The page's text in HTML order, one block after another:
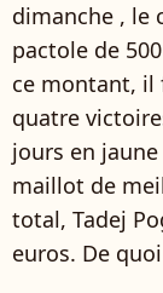
dimanche , le
pactole de
ce montant, il
quatre
jours en
maillot de
total, Tadej
euros. De